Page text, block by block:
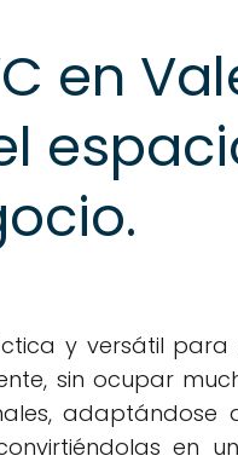
en
y versátil
sin ocupar
adaptándose
en